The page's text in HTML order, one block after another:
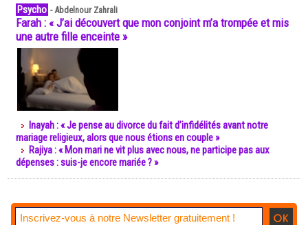
Psycho -Abdelnour Zahrali
Farah : « J’ai découvert que mon conjoint m’a trompée et mis
une autre fille enceinte »
Inayah : « Je pense au divorce du fait d’infidélités avant notre
mariage religieux, alors que nous étions en couple »
Rajiya : « Mon mari ne vit plus avec nous, ne participe pas aux
dépenses : suis-je encore mariée ? »